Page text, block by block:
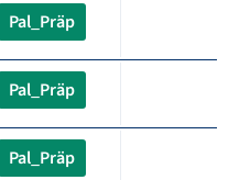
Pal_Präp
Pal_Präp
Pal_Präp